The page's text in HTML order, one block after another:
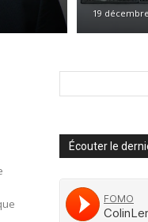
19
Écouter le